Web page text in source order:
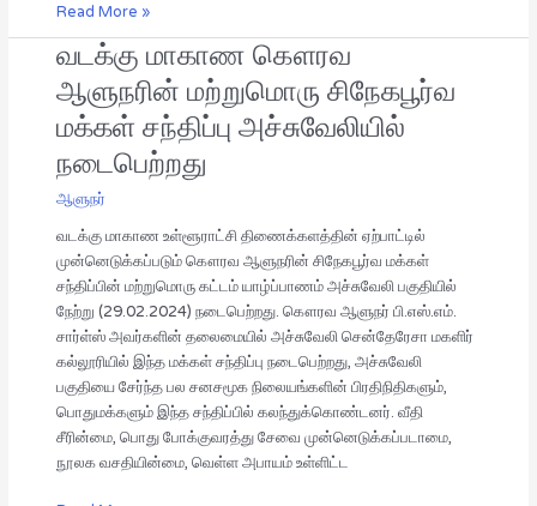
Read More »
வடக்கு மாகாண கௌரவ
ஆளுநரின் மற்றுமொரு சிநேகபூர்வ
மக்கள் சந்திப்பு அச்சுவேலியில்
நடைபெற்றது
ஆளுநர்
வடக்கு மாகாண உள்ளூராட்சி திணைக்களத்தின் ஏற்பாட்டில்
முன்னெடுக்கப்படும் கௌரவ ஆளுநரின் சிநேகபூர்வ மக்கள்
சந்திப்பின் மற்றுமொரு கட்டம் யாழ்ப்பாணம் அச்சுவேலி பகுதியில்
நேற்று (29.02.2024) நடைபெற்றது. கௌரவ ஆளுநர் பி.எஸ்.எம்.
சார்ள்ஸ் அவர்களின் தலைமையில் அச்சுவேலி சென்தேரேசா மகளிர்
கல்லூரியில் இந்த மக்கள் சந்திப்பு நடைபெற்றது, அச்சுவேலி
பகுதியை சேர்ந்த பல சனசமூக நிலையங்களின் பிரதிநிதிகளும்,
பொதுமக்களும் இந்த சந்திப்பில் கலந்துக்கொண்டனர். வீதி
சீரின்மை, பொது போக்குவரத்து சேவை முன்னெடுக்கப்படாமை,
நூலக வசதியின்மை, வெள்ள அபாயம் உள்ளிட்ட
வடக்கு
கௌரவ
ஆளுநரின்
மற்றுமொரு
சிநேகபூர்வ
மக்கள்
சந்திப்பு
அச்சுவேலியில்
நடைபெற்றது